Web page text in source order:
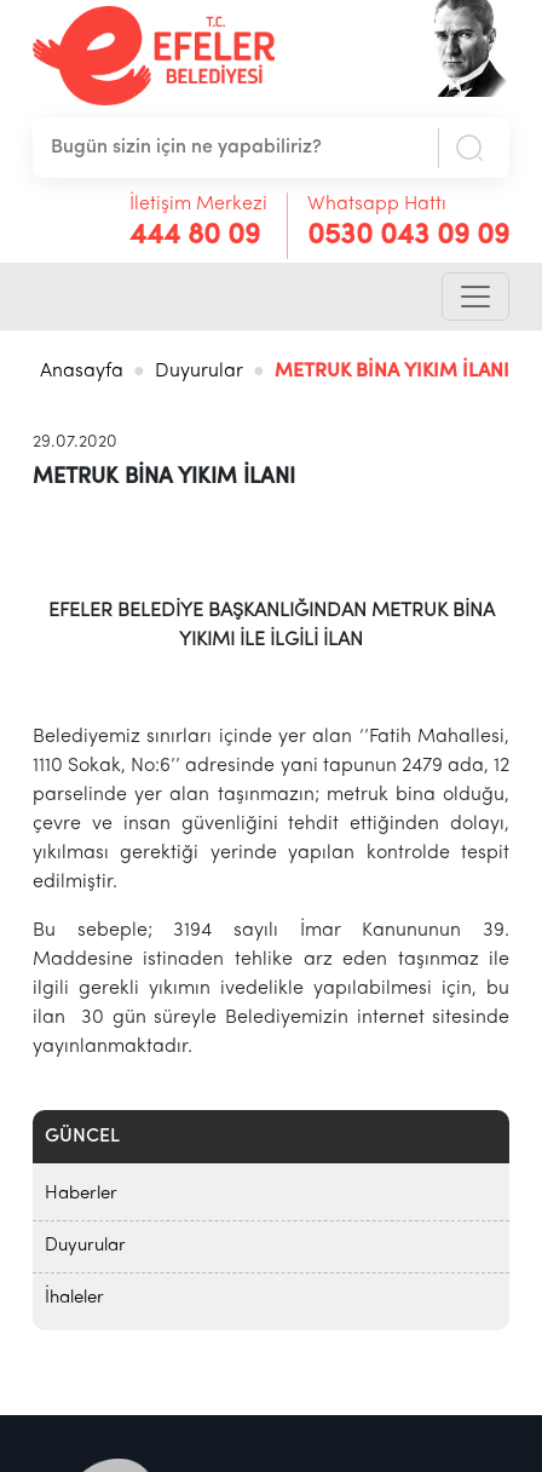
İletişim Merkezi
444 80 09
Whatsapp Hattı
0530 043 09 09
Anasayfa Duyurular METRUK BİNA YIKIM İLANI
GÜNCEL
Haberler
Duyurular
İhaleler
29.07.2020
METRUK BİNA YIKIM İLANI
EFELER BELEDİYE BAŞKANLIĞINDAN METRUK BİNA
YIKIMI İLE İLGİLİ İLAN
Belediyemiz sınırları içinde yer alan ‘’Fatih Mahallesi,
1110 Sokak, No:6’’ adresinde yani tapunun 2479 ada, 12
parselinde yer alan taşınmazın; metruk bina olduğu,
çevre ve insan güvenliğini tehdit ettiğinden dolayı,
yıkılması gerektiği yerinde yapılan kontrolde tespit
edilmiştir.
Bu sebeple; 3194 sayılı İmar Kanununun 39.
Maddesine istinaden tehlike arz eden taşınmaz ile
ilgili gerekli yıkımın ivedelikle yapılabilmesi için, bu
ilan 30 gün süreyle Belediyemizin internet sitesinde
yayınlanmaktadır.